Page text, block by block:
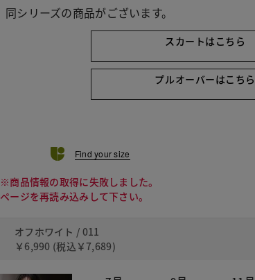
同シリーズの商品がございます。
スカートはこちら
プルオーバーはこちら
Find your size
※商品情報の取得に失敗しました。
ページを再読み込みして下さい。
オフホワイト / 011
￥6,990 (税込 ￥7,689)